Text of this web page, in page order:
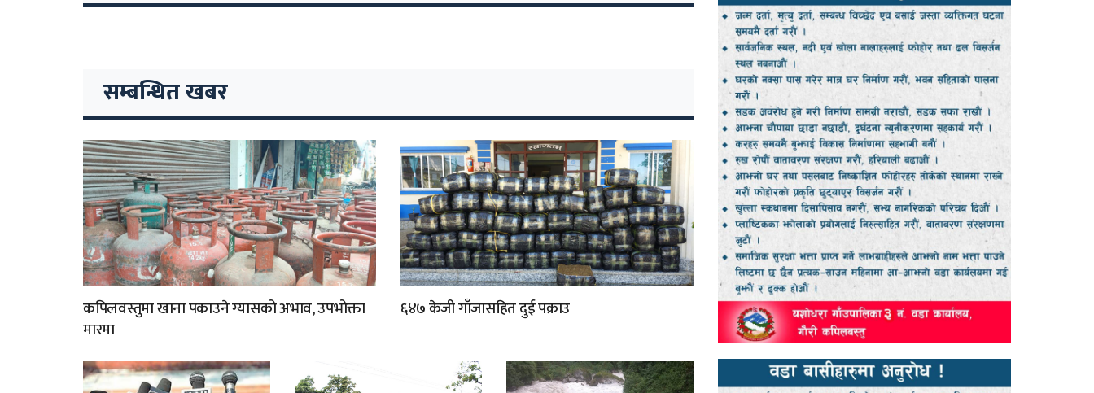
सम्बन्धित खबर
कपिलवस्तुमा खाना पकाउने ग्यासको अभाव, उपभोक्ता
मारमा
६४७ केजी गाँजासहित दुई पक्राउ